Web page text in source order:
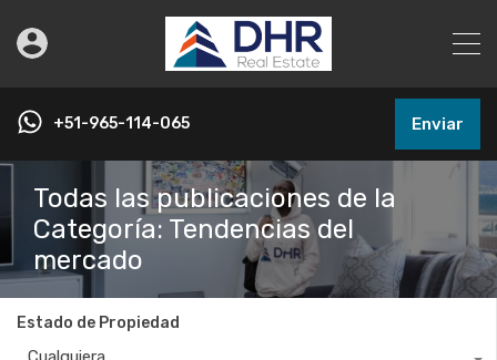
+51-965-114-065 Enviar
Todas las publicaciones de la
Categoría: Tendencias del
mercado
Estado de Propiedad